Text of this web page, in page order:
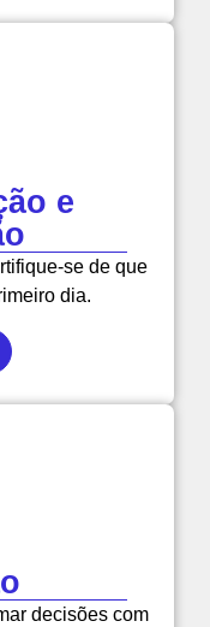
e
se de que
dia.
decisões com